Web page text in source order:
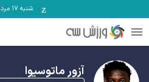
شنبه ۱۷ مرداد
آزور ماتوسیوا